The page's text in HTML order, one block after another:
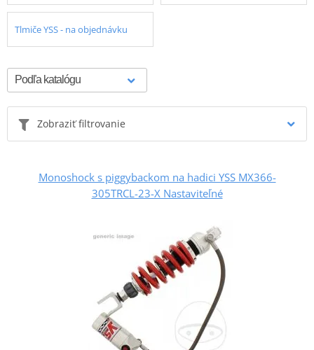
Tlmiče YSS - na objednávku
Zobraziť filtrovanie
Monoshock s piggybackom na hadici YSS MX366-
305TRCL-23-X Nastaviteľné